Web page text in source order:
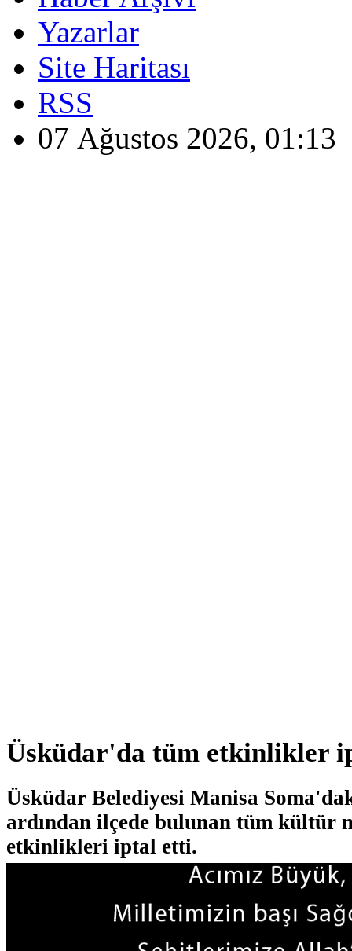
Yazarlar
Site Haritası
RSS
07 Ağustos 2026, 01:13
Üsküdar'da tüm etkinlikler
Üsküdar Belediyesi Manisa
ardından ilçede bulunan tüm kültür
etkinlikleri iptal etti.